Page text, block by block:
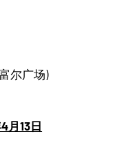
尔广场)
月13日